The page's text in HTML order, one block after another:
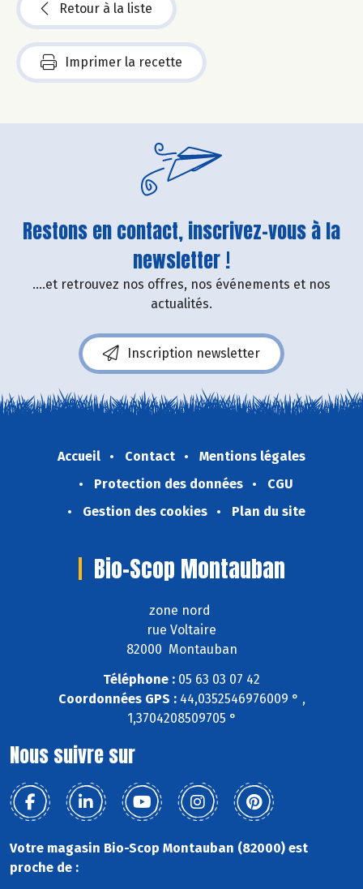
Retour à la liste
Imprimer la recette
Restons en contact, inscrivez-vous à la
newsletter !
....et retrouvez nos offres, nos événements et nos
actualités.
Inscription newsletter
Accueil Contact
Mentions légales
Protection des données
CGU
Gestion des cookies
Plan du site
Bio-Scop Montauban
zone nord
rue Voltaire
82000 Montauban
Téléphone : 05 63 03 07 42
Coordonnées GPS :44,0352546976009 ° ,
1,3704208509705 °
Nous suivre sur
Votre magasin Bio-Scop Montauban (82000) est
proche de :